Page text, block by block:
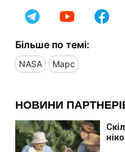
Більше по темі:
NASA Марс